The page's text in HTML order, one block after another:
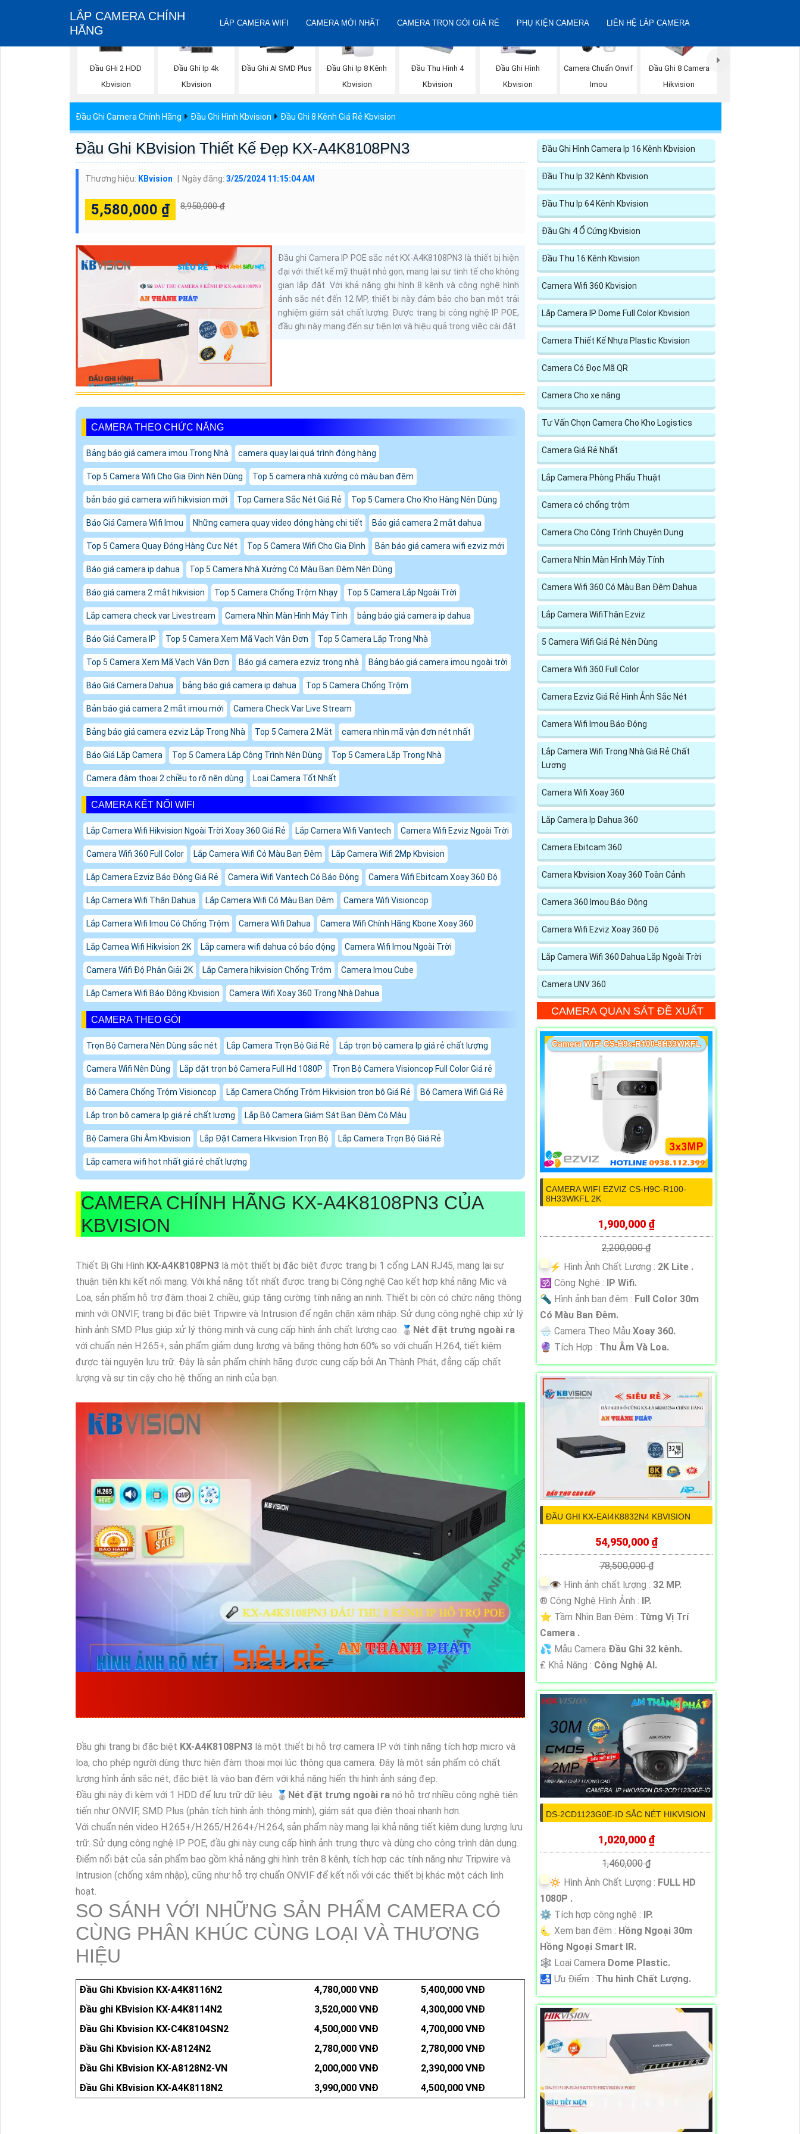
LẮP CAMERA CHÍNH
HÃNG
LẮP CAMERA WIFI CAMERA MỚI NHẤT CAMERA TRỌN GÓI GIÁ RẺ PHỤ KIỆN CAMERA LIÊN HỆ LẮP CAMERA
Đầu GHi 2 HDD
Kbvision
Đầu Ghi Ip 4k
Kbvision
Đầu Ghi AI SMD Plus
Đầu Ghi Ip 8 Kênh
Kbvision
Đầu Thu Hình 4
Kbvision
Đầu Ghi Hình
Kbvision
Camera Chuẩn Onvif
Imou
Đầu Ghi 8 Camera
Hikvision
Đầu Ghi Camera Chính Hãng Đầu Ghi Hình Kbvision Đầu Ghi 8 Kênh Giá Rẻ Kbvision
Đầu Ghi KBvision Thiết Kế Đẹp KX-A4K8108PN3
Thương hiệu: KBvision Ngày đăng: 3/25/2024 11:15:04 AM
5,580,000 ₫ 8,950,000 ₫
Đầu ghi Camera IP POE sắc nét KX-A4K8108PN3 là thiết bị hiện
đại với thiết kế mỹ thuật nhỏ gọn, mang lại sự tinh tế cho không
gian lắp đặt. Với khả năng ghi hình 8 kênh và công nghệ hình
ảnh sắc nét đến 12 MP, thiết bị này đảm bảo cho bạn một trải
nghiệm giám sát chất lượng. Được trang bị công nghệ IP POE,
đầu ghi này mang đến sự tiện lợi và hiệu quả trong việc cài đặt
CAMERA THEO CHỨC NĂNG
Bảng báo giá camera imou Trong Nhà camera quay lại quá trình đóng hàng
Top 5 Camera Wifi Cho Gia Đình Nên Dùng Top 5 camera nhà xưởng có màu ban đêm
bản báo giá camera wifi hikvision mới Top Camera Sắc Nét Giá Rẻ Top 5 Camera Cho Kho Hàng Nên Dùng
Báo Giá Camera Wifi Imou Những camera quay video đóng hàng chi tiết Báo giá camera 2 mắt dahua
Top 5 Camera Quay Đóng Hàng Cực Nét Top 5 Camera Wifi Cho Gia Đình Bản báo giá camera wifi ezviz mới
Báo giá camera ip dahua Top 5 Camera Nhà Xưởng Có Màu Ban Đêm Nên Dùng
Báo giá camera 2 mắt hikvision Top 5 Camera Chống Trộm Nhạy Top 5 Camera Lắp Ngoài Trời
Lắp camera check var Livestream Camera Nhìn Màn Hình Máy Tính bảng báo giá camera ip dahua
Báo Giá Camera IP Top 5 Camera Xem Mã Vạch Vận Đơn Top 5 Camera Lắp Trong Nhà
Top 5 Camera Xem Mã Vạch Vận Đơn Báo giá camera ezviz trong nhà Bảng báo giá camera imou ngoài trời
Báo Giá Camera Dahua bảng báo giá camera ip dahua Top 5 Camera Chống Trộm
Bản báo giá camera 2 mắt imou mới Camera Check Var Live Stream
Bảng báo giá camera ezviz Lắp Trong Nhà Top 5 Camera 2 Mắt camera nhìn mã vận đơn nét nhất
Báo Giá Lắp Camera Top 5 Camera Lắp Công Trình Nên Dùng Top 5 Camera Lắp Trong Nhà
Camera đàm thoại 2 chiều to rõ nên dùng Loại Camera Tốt Nhất
CAMERA KẾT NỐI WIFI
Lắp Camera Wifi Hikvision Ngoài Trời Xoay 360 Giá Rẻ Lắp Camera Wifi Vantech Camera Wifi Ezviz Ngoài Trời
Camera Wifi 360 Full Color Lắp Camera Wifi Có Màu Ban Đêm Lắp Camera Wifi 2Mp Kbvision
Lắp Camera Ezviz Báo Động Giá Rẻ Camera Wifi Vantech Có Báo Động Camera Wifi Ebitcam Xoay 360 Độ
Lắp Camera Wifi Thân Dahua Lắp Camera Wifi Có Màu Ban Đêm Camera Wifi Visioncop
Lắp Camera Wifi Imou Có Chống Trộm Camera Wifi Dahua Camera Wifi Chính Hãng Kbone Xoay 360
Lắp Camea Wifi Hikvision 2K Lắp camera wifi dahua có báo động Camera Wifi Imou Ngoài Trời
Camera Wifi Độ Phân Giải 2K Lắp Camera hikvision Chống Trộm Camera Imou Cube
Lắp Camera Wifi Báo Động Kbvision Camera Wifi Xoay 360 Trong Nhà Dahua
CAMERA THEO GÓI
Trọn Bộ Camera Nên Dùng sắc nét Lắp Camera Trọn Bộ Giá Rẻ Lắp trọn bộ camera Ip giá rẻ chất lượng
Camera Wifi Nên Dùng Lắp đặt trọn bộ Camera Full Hd 1080P Trọn Bộ Camera Visioncop Full Color Giá rẻ
Bộ Camera Chống Trộm Visioncop Lắp Camera Chống Trộm Hikvision trọn bộ Giá Rẻ Bộ Camera Wifi Giá Rẻ
Lắp trọn bộ camera Ip giá rẻ chất lượng Lắp Bộ Camera Giám Sát Ban Đêm Có Màu
Bộ Camera Ghi Âm Kbvision Lắp Đặt Camera Hikvision Trọn Bộ Lắp Camera Trọn Bộ Giá Rẻ
Lắp camera wifi hot nhất giá rẻ chất lượng
CAMERA CHÍNH HÃNG KX-A4K8108PN3 CỦA
KBVISION
Thiết Bị Ghi Hình KX-A4K8108PN3 là một thiết bị đặc biệt được trang bị 1 cổng LAN RJ45, mang lại sự
thuận tiện khi kết nối mạng. Với khả năng tốt nhất được trang bị Công nghệ Cao kết hợp khả năng Mic và
Loa, sản phẩm hỗ trợ đàm thoại 2 chiều, giúp tăng cường tính năng an ninh. Thiết bị còn có chức năng thông
minh với ONVIF, trang bị đặc biệt Tripwire và Intrusion để ngăn chặn xâm nhập. Sử dụng công nghệ chip xử lý
hình ảnh SMD Plus giúp xử lý thông minh và cung cấp hình ảnh chất lượng cao. 🥈️ Nét đặt trưng ngoài ra
với chuẩn nén H.265+, sản phẩm giảm dung lượng và băng thông hơn 60% so với chuẩn H.264, tiết kiệm
được tài nguyên lưu trữ. Đây là sản phẩm chính hãng được cung cấp bởi An Thành Phát, đẳng cấp chất
lượng và sự tin cậy cho hệ thống an ninh của bạn.
Đầu ghi trang bị đặc biệt KX-A4K8108PN3 là một thiết bị hỗ trợ camera IP với tính năng tích hợp micro và
loa, cho phép người dùng thực hiện đàm thoại mọi lúc thông qua camera. Đây là một sản phẩm có chất
lượng hình ảnh sắc nét, đặc biệt là vào ban đêm với khả năng hiển thị hình ảnh sáng đẹp.
Đầu ghi này đi kèm với 1 HDD để lưu trữ dữ liệu. 🥈️ Nét đặt trưng ngoài ra nó hỗ trợ nhiều công nghệ tiên
tiến như ONVIF, SMD Plus (phân tích hình ảnh thông minh), giám sát qua điện thoại nhanh hơn.
Với chuẩn nén video H.265+/H.265/H.264+/H.264, sản phẩm này mang lại khả năng tiết kiệm dung lượng lưu
trữ. Sử dụng công nghệ IP POE, đầu ghi này cung cấp hình ảnh trung thực và dùng cho công trình dân dụng.
Điểm nổi bật của sản phẩm bao gồm khả năng ghi hình trên 8 kênh, tích hợp các tính năng như Tripwire và
Intrusion (chống xâm nhập), cũng như hỗ trợ chuẩn ONVIF để kết nối với các thiết bị khác một cách linh
hoạt.
SO SÁNH VỚI NHỮNG SẢN PHẨM CAMERA CÓ
CÙNG PHÂN KHÚC CÙNG LOẠI VÀ THƯƠNG
HIỆU
Đầu Ghi Kbvision KX-A4K8116N2 4,780,000 VNĐ
5,400,000 VNĐ
Đầu ghi KBvision KX-A4K8114N2
3,520,000 VNĐ
4,300,000 VNĐ
Đầu Ghi Kbvision KX-C4K8104SN2
4,500,000 VNĐ
4,700,000 VNĐ
Đầu Ghi Kbvision KX-A8124N2
2,780,000 VNĐ
2,780,000 VNĐ
Đầu Ghi KBvision KX-A8128N2-VN
2,000,000 VNĐ
2,390,000 VNĐ
Đầu Ghi KBvision KX-A4K8118N2
3,990,000 VNĐ 4,500,000 VNĐ
Đầu Ghi Hình Camera Ip 16 Kênh Kbvision
Đầu Thu Ip 32 Kênh Kbvision
Đầu Thu Ip 64 Kênh Kbvision
Đầu Ghi 4 Ổ Cứng Kbvision
Đầu Thu 16 Kênh Kbvision
Camera Wifi 360 Kbvision
Lắp Camera IP Dome Full Color Kbvision
Camera Thiết Kế Nhựa Plastic Kbvision
Camera Có Đọc Mã QR
Camera Cho xe nâng
Tư Vấn Chọn Camera Cho Kho Logistics
Camera Giá Rẻ Nhất
Lắp Camera Phòng Phẩu Thuật
Camera có chống trộm
Camera Cho Công Trình Chuyên Dụng
Camera Nhìn Màn Hình Máy Tính
Camera Wifi 360 Có Màu Ban Đêm Dahua
Lắp Camera WifiThân Ezviz
5 Camera Wifi Giá Rẻ Nên Dùng
Camera Wifi 360 Full Color
Camera Ezviz Giá Rẻ Hình Ảnh Sắc Nét
Camera Wifi Imou Báo Động
Lắp Camera Wifi Trong Nhà Giá Rẻ Chất
Lượng
Camera Wifi Xoay 360
Lắp Camera Ip Dahua 360
Camera Ebitcam 360
Camera Kbvision Xoay 360 Toàn Cảnh
Camera 360 Imou Báo Động
Camera Wifi Ezviz Xoay 360 Độ
Lắp Camera Wifi 360 Dahua Lắp Ngoài Trời
Camera UNV 360
CAMERA QUAN SÁT ĐỀ XUẤT
CAMERA WIFI EZVIZ CS-H9C-R100-
8H33WKFL 2K
1,900,000 ₫
2,200,000 ₫
️⚡ Hình Ành Chất Lượng : 2K Lite .
🕉️ Công Nghệ : IP Wifi.
🔦 Hình ảnh ban đêm : Full Color 30m
Có Màu Ban Ðêm.
🌧️ Camera Theo Mẫu Xoay 360.
️🔮 Tích Hợp : Thu Âm Và Loa.
ĐẦU GHI KX-EAI4K8832N4 KBVISION
54,950,000 ₫
78,500,000 ₫
👁 Hình ảnh chất lượng : 32 MP.
®️ Công Nghệ Hình Ảnh : IP.
⭐ Tầm Nhìn Ban Đêm : Từng Vị Trí
Camera .
💦 Mẫu Camera Đầu Ghi 32 kênh.
️₤ Khả Năng : Công Nghệ AI.
DS-2CD1123G0E-ID SẮC NÉT HIKVISION
1,020,000 ₫
1,460,000 ₫
🔅 Hình Ành Chất Lượng : FULL HD
1080P .
⚙ Tích hợp công nghệ : IP.
🌜 Xem ban đêm : Hồng Ngoại 30m
Hồng Ngoại Smart IR.
🕸️ Loại Camera Dome Plastic.
️🛃 Ưu Điểm : Thu hình Chất Lượng.